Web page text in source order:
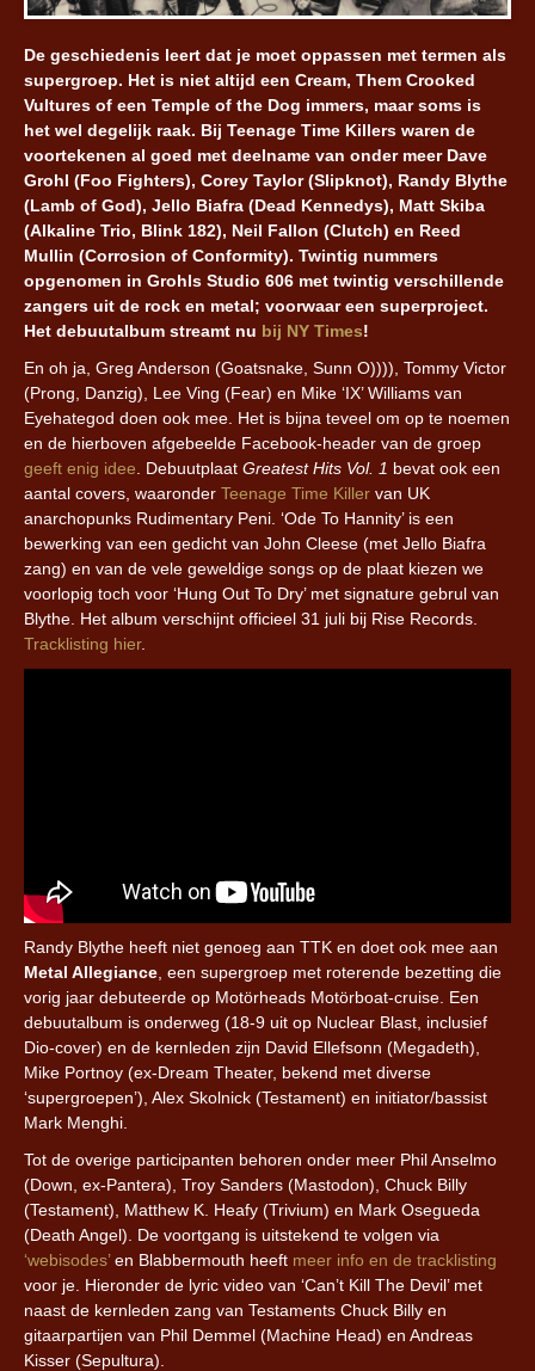
De geschiedenis leert dat je moet oppassen met termen als
supergroep. Het is niet altijd een Cream, Them Crooked
Vultures of een Temple of the Dog immers, maar soms is
het wel degelijk raak. Bij Teenage Time Killers waren de
voortekenen al goed met deelname van onder meer Dave
Grohl (Foo Fighters), Corey Taylor (Slipknot), Randy Blythe
(Lamb of God), Jello Biafra (Dead Kennedys), Matt Skiba
(Alkaline Trio, Blink 182), Neil Fallon (Clutch) en Reed
Mullin (Corrosion of Conformity). Twintig nummers
opgenomen in Grohls Studio 606 met twintig verschillende
zangers uit de rock en metal; voorwaar een superproject.
Het debuutalbum streamt nu bij NY Times!
En oh ja, Greg Anderson (Goatsnake, Sunn O)))), Tommy Victor
(Prong, Danzig), Lee Ving (Fear) en Mike ‘IX’ Williams van
Eyehategod doen ook mee. Het is bijna teveel om op te noemen
en de hierboven afgebeelde Facebook-header van de groep
geeft enig idee . Debuutplaat Greatest Hits Vol. 1 bevat ook een
aantal covers, waaronder Teenage Time Killer van UK
anarchopunks Rudimentary Peni. ‘Ode To Hannity’ is een
bewerking van een gedicht van John Cleese (met Jello Biafra
zang) en van de vele geweldige songs op de plaat kiezen we
voorlopig toch voor ‘Hung Out To Dry’ met signature gebrul van
Blythe. Het album verschijnt officieel 31 juli bij Rise Records.
Tracklisting hier.
Randy Blythe heeft niet genoeg aan TTK en doet ook mee aan
Metal Allegiance , een supergroep met roterende bezetting die
vorig jaar debuteerde op Motörheads Motörboat-cruise. Een
debuutalbum is onderweg (18-9 uit op Nuclear Blast, inclusief
Dio-cover) en de kernleden zijn David Ellefsonn (Megadeth),
Mike Portnoy (ex-Dream Theater, bekend met diverse
‘supergroepen’), Alex Skolnick (Testament) en initiator/bassist
Mark Menghi.
Tot de overige participanten behoren onder meer Phil Anselmo
(Down, ex-Pantera), Troy Sanders (Mastodon), Chuck Billy
(Testament), Matthew K. Heafy (Trivium) en Mark Osegueda
(Death Angel). De voortgang is uitstekend te volgen via
‘webisodes’en Blabbermouth heeft meer info en de tracklisting
voor je. Hieronder de lyric video van ‘Can’t Kill The Devil’ met
naast de kernleden zang van Testaments Chuck Billy en
gitaarpartijen van Phil Demmel (Machine Head) en Andreas
Kisser (Sepultura).